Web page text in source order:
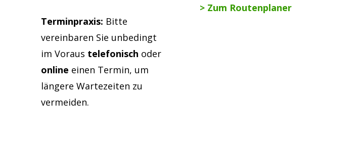
Terminpraxis: Bitte
vereinbaren Sie unbedingt
im Voraus telefonisch oder
online einen Termin, um
längere Wartezeiten zu
vermeiden.
> Zum Routenplaner